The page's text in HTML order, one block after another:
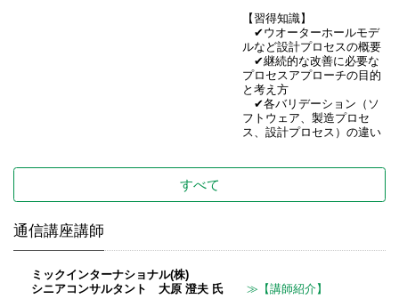
【習得知識】
✔ウオーターホールモデ
ルなど設計プロセスの概要
✔継続的な改善に必要な
プロセスアプローチの目的
と考え方
✔各バリデーション（ソ
フトウェア、製造プロセ
ス、設計プロセス）の違い
すべて
通信講座講師
ミックインターナショナル(株)
シニアコンサルタント 大原 澄夫 氏
≫【講師紹介】